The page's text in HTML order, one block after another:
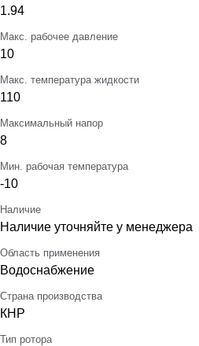
1.94
Макс. рабочее давление
10
Макс. температура жидкости
110
Максимальный напор
8
Мин. рабочая температура
-10
Наличие
Наличие уточняйте у менеджера
Область применения
Водоснабжение
Страна производства
КНР
Тип ротора